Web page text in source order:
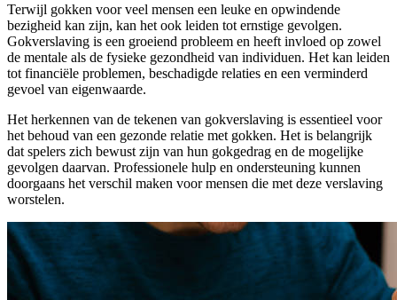
Terwijl gokken voor veel mensen een leuke en opwindende
bezigheid kan zijn, kan het ook leiden tot ernstige gevolgen.
Gokverslaving is een groeiend probleem en heeft invloed op zowel
de mentale als de fysieke gezondheid van individuen. Het kan leiden
tot financiële problemen, beschadigde relaties en een verminderd
gevoel van eigenwaarde.
Het herkennen van de tekenen van gokverslaving is essentieel voor
het behoud van een gezonde relatie met gokken. Het is belangrijk
dat spelers zich bewust zijn van hun gokgedrag en de mogelijke
gevolgen daarvan. Professionele hulp en ondersteuning kunnen
doorgaans het verschil maken voor mensen die met deze verslaving
worstelen.